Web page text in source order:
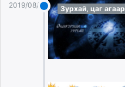
2019/08/04 Зурхай, цаг агаар